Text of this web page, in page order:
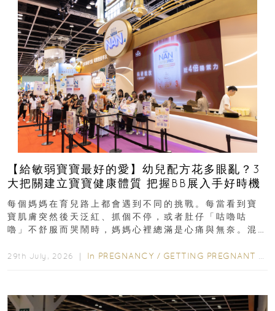
【給敏弱寶寶最好的愛】幼兒配方花多眼亂？3
大把關建立寶寶健康體質 把握BB展入手好時機
每個媽媽在育兒路上都會遇到不同的挑戰。每當看到寶
寶肌膚突然後天泛紅、抓個不停，或者肚仔「咕嚕咕
嚕」不舒服而哭鬧時，媽媽心裡總滿是心痛與無奈。混
29th July, 2026 ｜ In PREGNANCY / GETTING PREGNANT